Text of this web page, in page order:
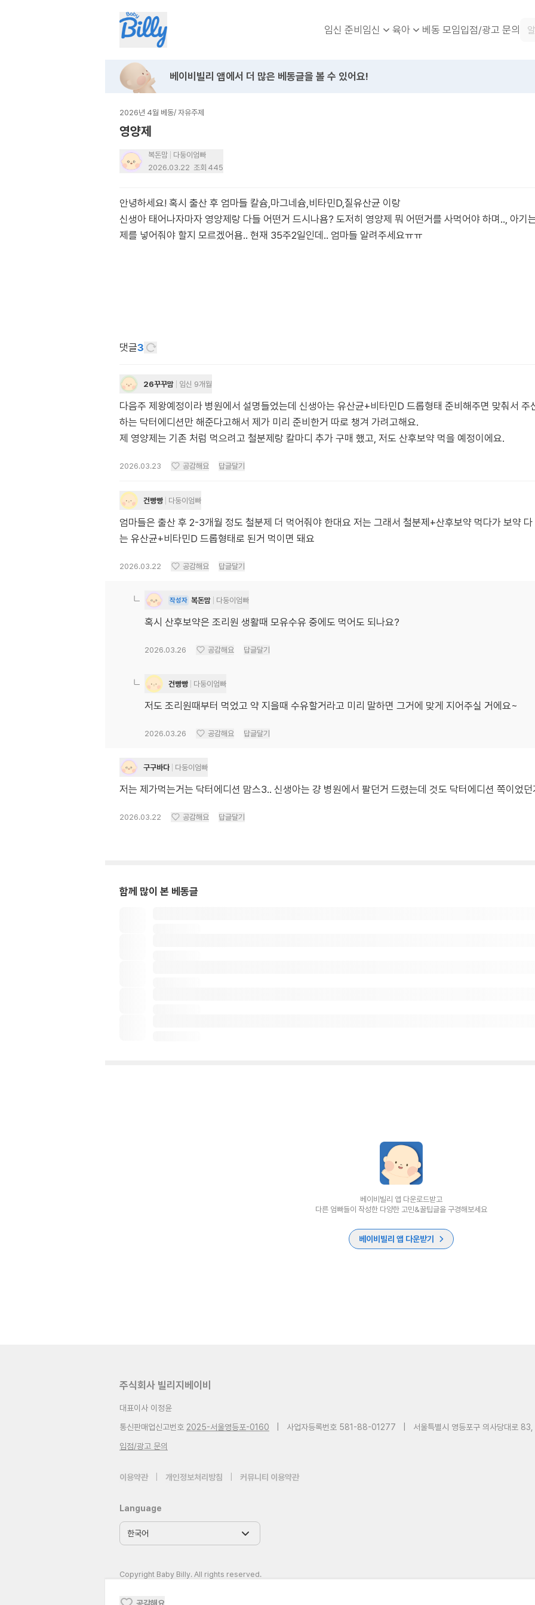
임신 준비임신 육아 베동 모임입점/광고 문의
베이비빌리 앱에서 더 많은 베동글을 볼 수 있어요!
2026년 4월 베동/ 자유주제
영양제
복돈맘
다둥이엄빠
2026.03.22 조회 445
안녕하세요! 혹시 출산 후 엄마들 칼슘,마그네슘,비타민D,질유산균 이랑
신생아 태어나자마자 영양제랑 다들 어떤거 드시나욤? 도저히 영양제 뭐 어떤거를 사먹어야 하며.., 아기
제를 넣어줘야 할지 모르겠어욤.. 현재 35주2일인데.. 엄마들 알려주세요ㅠㅠ
댓글3
26꾸꾸맘 임신 9개월
다음주 제왕예정이라 병원에서 설명들었는데 신생아는 유산균+비타민D 드롭형태 준비해주면 맞춰서 주
하는 닥터에디션만 해준다고해서 제가 미리 준비한거 따로 챙겨 가려고해요.
제 영양제는 기존 처럼 먹으려고 철분제랑 칼마디 추가 구매 했고, 저도 산후보약 먹을 예정이에요.
2026.03.23 공감해요 답글달기
건빵빵 다둥이엄빠
엄마들은 출산 후 2-3개월 정도 철분제 더 먹어줘야 한대요 저는 그래서 철분제+산후보약 먹다가 보약 다
는 유산균+비타민D 드롭형태로 된거 먹이면 돼요
2026.03.22 공감해요 답글달기
작성자 복돈맘 다둥이엄빠
혹시 산후보약은 조리원 생활때 모유수유 중에도 먹어도 되나요?
2026.03.26 공감해요 답글달기
건빵빵 다둥이엄빠
저도 조리원때부터 먹었고 약 지을때 수유할거라고 미리 말하면 그거에 맞게 지어주실 거에요~
2026.03.26 공감해요 답글달기
구구바다 다둥이엄빠
저는 제가먹는거는 닥터에디션 맘스3.. 신생아는 걍 병원에서 팔던거 드렸는데 것도 닥터에디션 쪽이었던
2026.03.22 공감해요 답글달기
함께 많이 본 베동글
베이비빌리 앱 다운로드받고
다른 엄빠들이 작성한 다양한 고민&꿀팁글을 구경해보세요
베이비빌리 앱 다운받기
주식회사 빌리지베이비
대표이사 이정윤
통신판매업신고번호 2025-서울영등포-0160 사업자등록번호 581-88-01277
서울특별시 영등포구 의사당대로
입점/광고 문의
이용약관 개인정보처리방침 커뮤니티 이용약관
Language
Copyright Baby Billy. All rights reserved.